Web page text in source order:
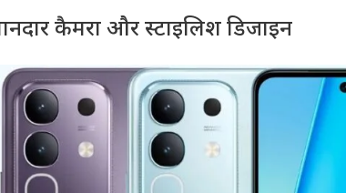
कैमरा और स्टाइलिश डिजाइन